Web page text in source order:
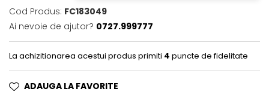
Penac
Consumabile
Mont Marte
Cod Produs: FC183049
Ai nevoie de ajutor? 0727.999777
La achizitionarea acestui produs primiti 4 puncte de fidelitate
ADAUGA LA FAVORITE